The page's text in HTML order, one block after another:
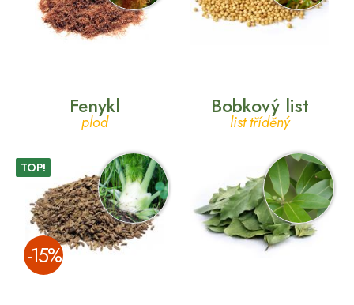
Fenykl
plod
TOP!
­-15%
Bobkový list
list tříděný